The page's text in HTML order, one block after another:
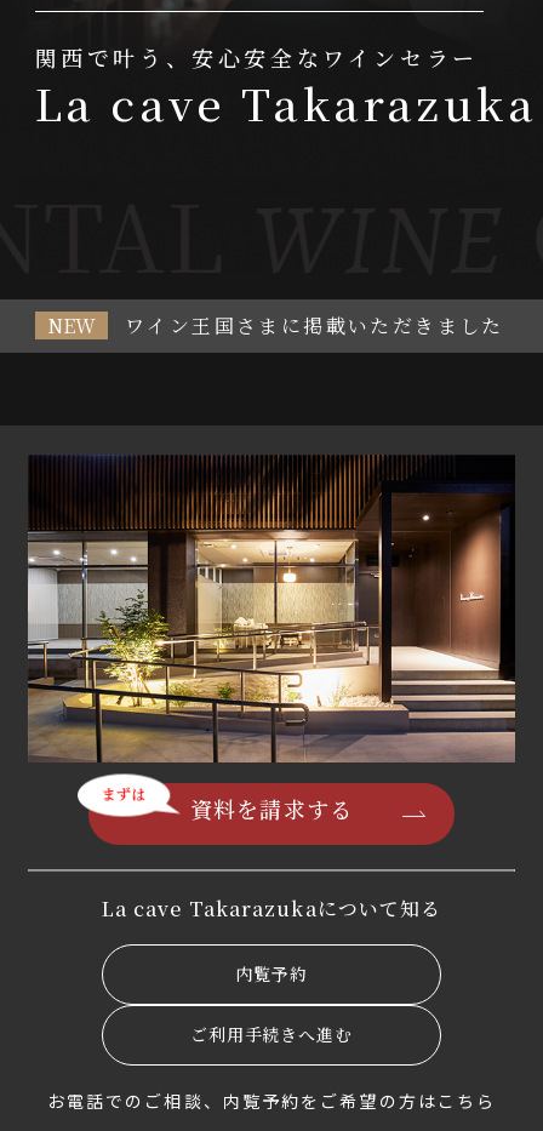
関西で叶 う 、 安心安全な ワ イ ン セ ラ ー
La cave Takarazuka
NEW ワイン王国さまに掲載いただきました
資料を請求する
La cave Takarazukaについて知る
内覧予約
ご利用手続きへ進む
お電話でのご相談、内覧予約をご希望の方はこちら